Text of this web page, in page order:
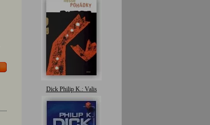
Dick Philip K.: Valis